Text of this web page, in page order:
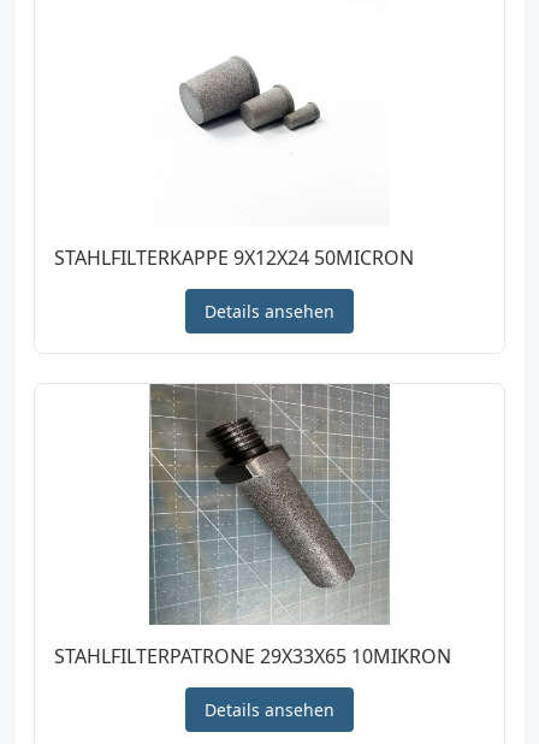
STAHLFILTERKAPPE 9X12X24 50MICRON
Details ansehen
STAHLFILTERPATRONE 29X33X65 10MIKRON
Details ansehen